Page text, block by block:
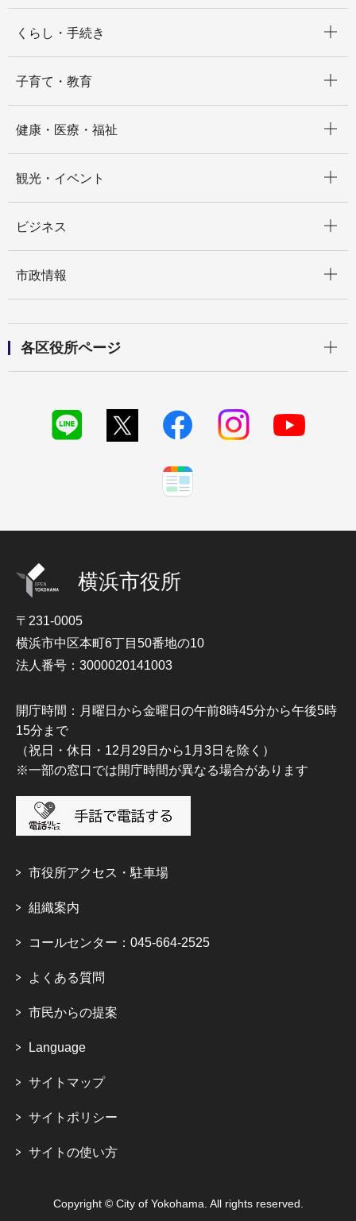
くらし・手続き
子育て・教育
健康・医療・福祉
観光・イベント
ビジネス
市政情報
各区役所ページ
横浜市役所
〒231-0005
横浜市中区本町6丁目50番地の10
法人番号：3000020141003
開庁時間：月曜日から金曜日の午前8時45分から午後5時
15分まで
（祝日・休日・12月29日から1月3日を除く）
※一部の窓口では開庁時間が異なる場合があります
市役所アクセス・駐車場
組織案内
コールセンター：045-664-2525
よくある質問
市民からの提案
Language
サイトマップ
サイトポリシー
サイトの使い方
Copyright © City of Yokohama. All rights reserved.